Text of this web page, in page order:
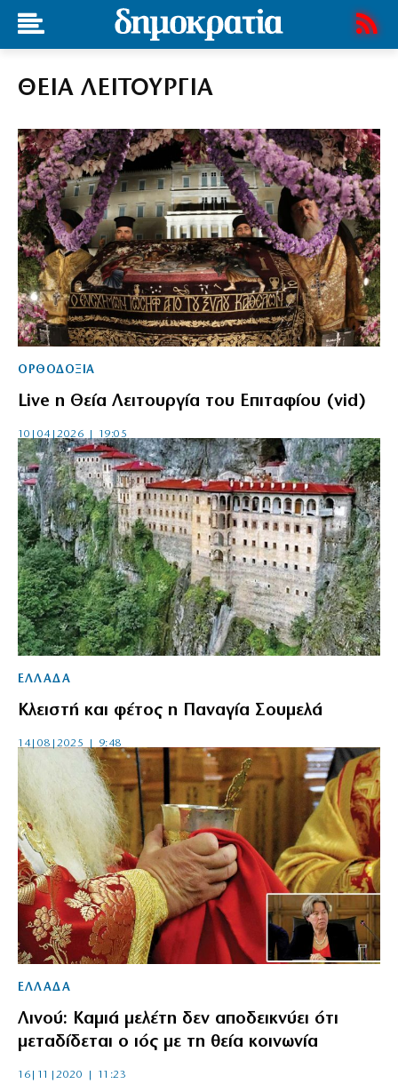
ΘΕΙΑ ΛΕΙΤΟΥΡΓΙΑ
ΟΡΘΟΔΟΞΙΑ
Live η Θεία Λειτουργία του Επιταφίου (vid)
10|04|2026 | 19:05
ΕΛΛΑΔΑ
Κλειστή και φέτος η Παναγία Σουμελά
14|08|2025 | 9:48
ΕΛΛΑΔΑ
Λινού: Καμιά μελέτη δεν αποδεικνύει ότι
μεταδίδεται ο ιός με τη θεία κοινωνία
16|11|2020 | 11:23